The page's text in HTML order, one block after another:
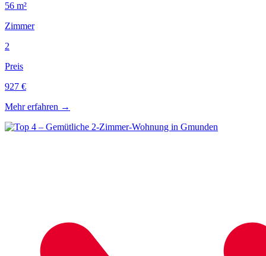
56 m²
Zimmer
2
Preis
927 €
Mehr erfahren →